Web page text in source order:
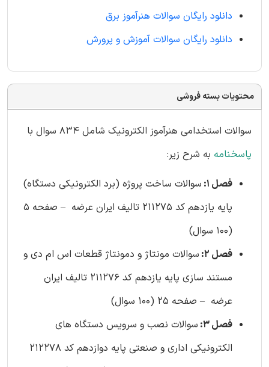
دانلود رایگان سوالات هنرآموز برق
دانلود رایگان سوالات آموزش و پرورش
محتویات بسته فروشی
سوالات استخدامی هنرآموز الکترونیک شامل 834 سوال با
پاسخنامه به شرح زیر:
فصل 1:
سوالات ساخت پروژه (برد الکترونیکی دستگاه)
پایه یازدهم کد 211275 تالیف ایران عرضه – صفحه 5
(100 سوال)
فصل 2:
سوالات مونتاژ و دمونتاژ قطعات اس ام دی و
مستند سازی پایه یازدهم کد 211276 تالیف ایران
عرضه – صفحه 25 (100 سوال)
فصل 3:
سوالات نصب و سرویس دستگاه های
الکترونیکی اداری و صنعتی پایه دوازدهم کد 212278